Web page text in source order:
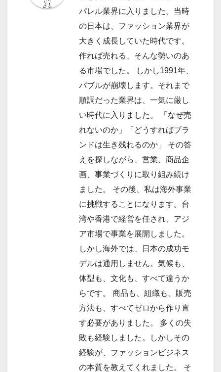
シ
パレル業界に入りました。当時
の日本は、ファッション業界が
大きく成長していた時代です。
作れば売れる、そんな勢いのあ
る市場でした。 しかし1991年、
バブルが崩壊します。それまで
順調だった業界は、一気に厳し
い時代に入りました。 「なぜ売
れないのか」「どうすればブラ
ンドは生き残れるのか」 その答
えを探しながら、営業、商品企
画、事業づくりに取り組み続け
ました。 その後、私は海外事業
に挑戦することになります。台
湾や香港で経営を任され、アジ
ア市場で事業を展開しました。
しかし海外では、日本の成功モ
デルは通用しません。気候も、
体型も、文化も、すべて違うか
らです。 商品も、組織も、販売
方法も、すべてゼロから作り直
す必要がありました。 多くの失
敗も経験しました。しかしその
経験が、ファッションビジネス
の本質を教えてくれました。 そ